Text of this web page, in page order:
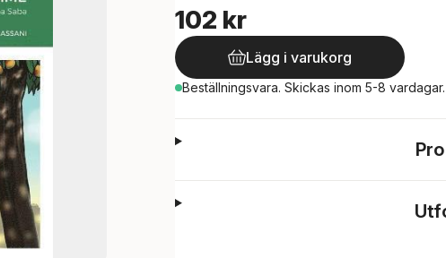
102 kr
Lägg i varukorg
Beställningsvara. Skickas inom 5-8 vardagar.